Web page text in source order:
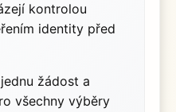
kontrolou
identity před
žádost a
všechny výběry